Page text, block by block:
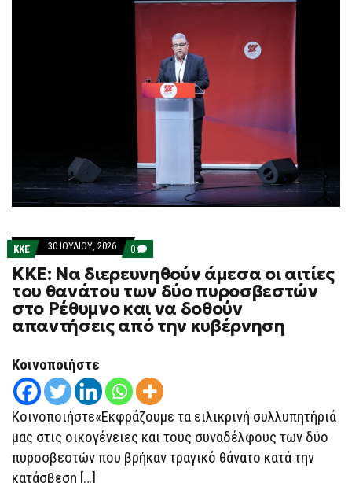
ΚΚΕ 30 ΙΟΥΛΊΟΥ, 2026 0 COMMENTS
ON
ΚΚΕ:
ΝΑ
ΔΙΕΡΕΥΝΗΘΟΎΝ
ΆΜΕΣΑ
ΑΙΤΊΕΣ
ΔΎΟ
ΠΥΡΟΣΒΕΣΤΏΝ
ΣΤΟ
ΡΈΘΥΜΝΟ
ΚΑΙ
ΝΑ
ΑΠΑΝΤΉΣΕΙΣ
ΚΚΕ: Να διερευνηθούν άμεσα οι αιτίες
του θανάτου των δύο πυροσβεστών
στο Ρέθυμνο και να δοθούν
απαντήσεις από την κυβέρνηση
Κοινοποιήστε
Κοινοποιήστε«Εκφράζουμε τα ειλικρινή συλλυπητήριά
μας στις οικογένειες και τους συναδέλφους των δύο
πυροσβεστών που βρήκαν τραγικό θάνατο κατά την
κατάσβεση […]